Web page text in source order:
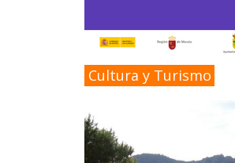
Cultura y Turismo